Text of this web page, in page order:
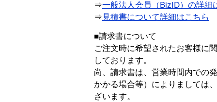
⇒一般法人会員（BizID）の詳細
⇒ 見積書について詳細はこちら
■請求書について
ご注文時に希望されたお客様に
しております。
尚、請求書は、営業時間内での
かかる場合等）によりましては
ざいます。